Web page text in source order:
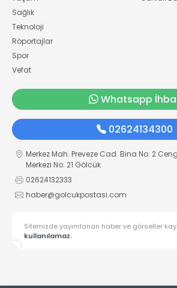
Sağlık
Teknoloji
Röportajlar
Spor
Vefat
Whatsapp
02624134300
Merkez Mah. Preveze Cad. Bina No: 2
Merkezi No: 21 Gölcük
02624132333
haber@golcukpostasi.com
Sitemizde yayımlanan haber ve görseller
kullanılamaz.